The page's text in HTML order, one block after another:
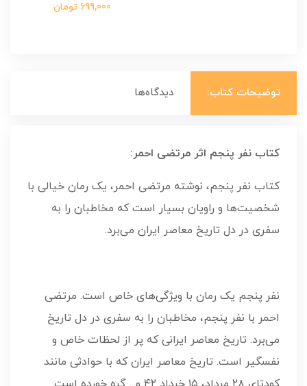
699,000 تومان
توضیحات کتاب: دیدگاه‌ها
کتاب نفر پنجم اثر مرتضی احمر:
کتاب نفر پنجم، نوشته مرتضی احمر، یک رمان خیالی با
شخصیت‌ها و راویان بسیار است که مخاطبان را به
سفری در دل تاریخ معاصر ایران می‌برد.
نفر پنجم یک رمان با ویژگی‌های خاص است. مرتضی
احمر با نفر پنجم، مخاطبان را به سفری در دل تاریخ
می‌برد. تاریخ معاصر ایرانی که پر از لحظات خاص و
نفسگیر است. تاریخ معاصر ایران که با حوادثی مانند